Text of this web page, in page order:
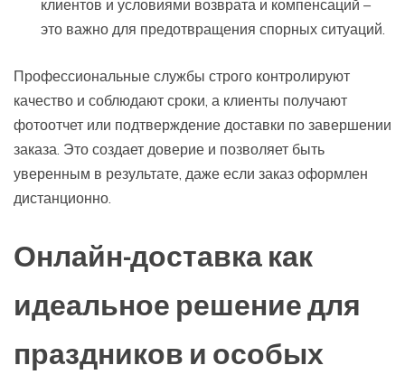
клиентов и условиями возврата и компенсаций –
это важно для предотвращения спорных ситуаций.
Профессиональные службы строго контролируют
качество и соблюдают сроки, а клиенты получают
фотоотчет или подтверждение доставки по завершении
заказа. Это создает доверие и позволяет быть
уверенным в результате, даже если заказ оформлен
дистанционно.
Онлайн-доставка как
идеальное решение для
праздников и особых